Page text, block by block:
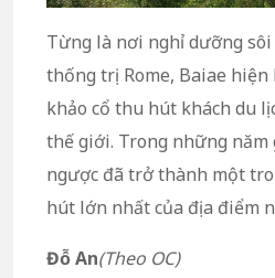
Từng là nơi nghỉ dưỡng
thống trị Rome, Baiae hiện
khảo cổ thu hút khách du
thế giới. Trong những năm
ngược đã trở thành một
hút lớn nhất của địa điểm
Đỗ An(Theo OC)